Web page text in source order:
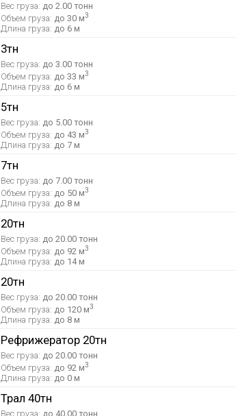
Вес груза: до 2.00 тонн
Объем груза: до 30 м3
Длина груза: до 6 м
3тн
Вес груза: до 3.00 тонн
Объем груза: до 33 м3
Длина груза: до 6 м
5тн
Вес груза: до 5.00 тонн
Объем груза: до 43 м3
Длина груза: до 7 м
7тн
Вес груза: до 7.00 тонн
Объем груза: до 50 м3
Длина груза: до 8 м
20тн
Вес груза: до 20.00 тонн
Объем груза: до 92 м3
Длина груза: до 14 м
20тн
Вес груза: до 20.00 тонн
Объем груза: до 120 м3
Длина груза: до 8 м
Рефрижератор 20тн
Вес груза: до 20.00 тонн
Объем груза: до 92 м3
Длина груза: до 0 м
Трал 40тн
Вес груза: до 40.00 тонн